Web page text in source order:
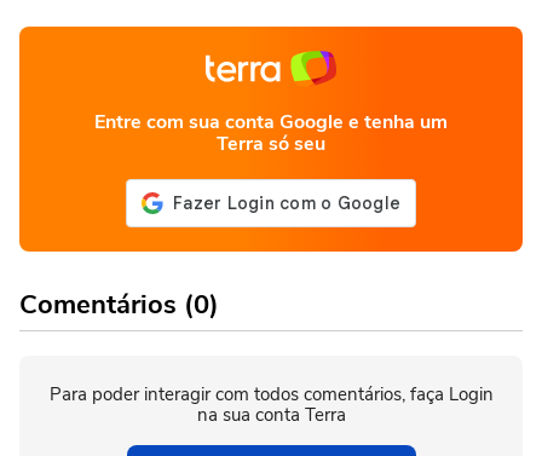
Entre com sua conta Google e tenha um
Terra só seu
Comentários (0)
Para poder interagir com todos comentários, faça Login
na sua conta Terra